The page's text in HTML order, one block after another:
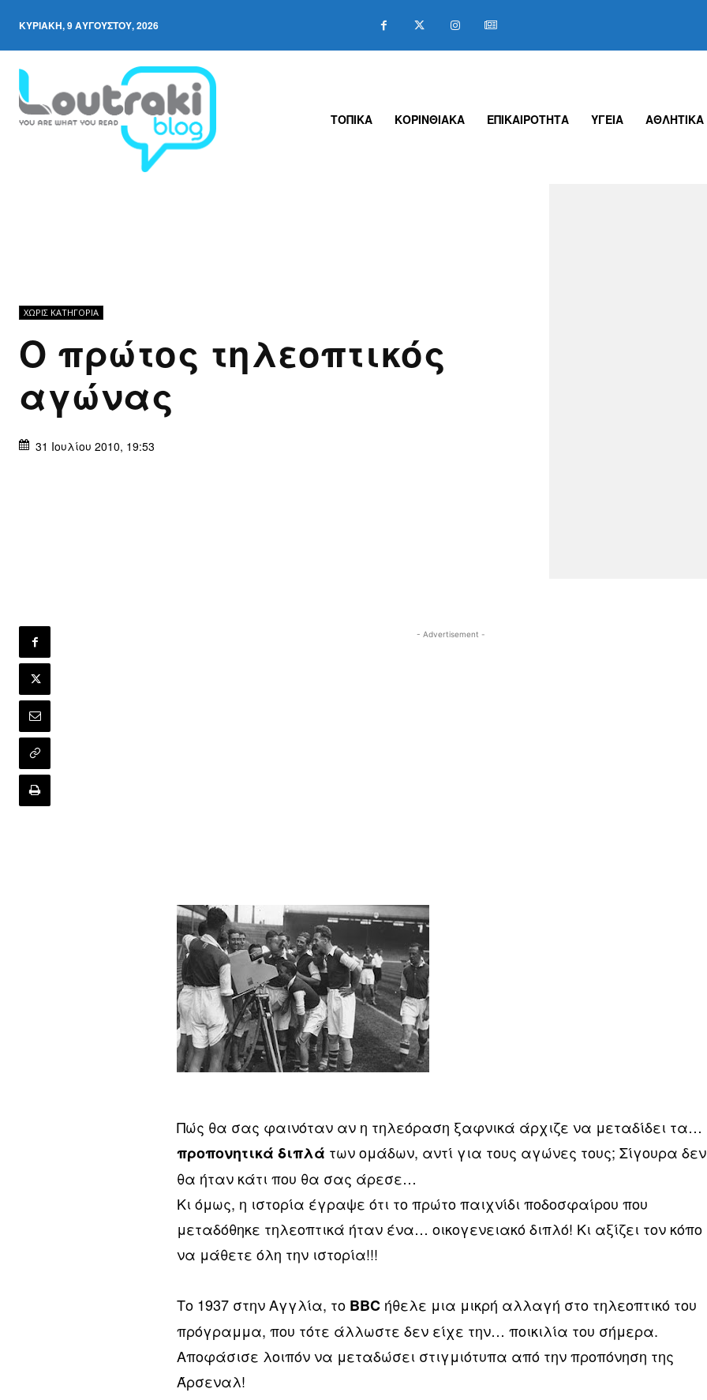
ΚΥΡΙΑΚΉ, 9 ΑΥΓΟΎΣΤΟΥ, 2026
ΤΟΠΙΚΑ ΚΟΡΙΝΘΙΑΚΑ ΕΠΙΚΑΙΡΟΤΗΤΑ ΥΓΕΙΑ ΑΘΛΗΤΙΚΑ
ΧΩΡΊΣ ΚΑΤΗΓΟΡΊΑ
Ο πρώτος τηλεοπτικός
αγώνας
31 Ιουλίου 2010, 19:53
- Advertisement -
Πώς θα σας φαινόταν αν η τηλεόραση ξαφνικά άρχιζε να μεταδίδει τα…
προπονητικά διπλά των ομάδων, αντί για τους αγώνες τους; Σίγουρα δεν
θα ήταν κάτι που θα σας άρεσε…
Κι όμως, η ιστορία έγραψε ότι το πρώτο παιχνίδι ποδοσφαίρου που
μεταδόθηκε τηλεοπτικά ήταν ένα… οικογενειακό διπλό! Κι αξίζει τον κόπο
να μάθετε όλη την ιστορία!!!
Το 1937 στην Αγγλία, το BBC ήθελε μια μικρή αλλαγή στο τηλεοπτικό του
πρόγραμμα, που τότε άλλωστε δεν είχε την… ποικιλία του σήμερα.
Αποφάσισε λοιπόν να μεταδώσει στιγμιότυπα από την προπόνηση της
Άρσεναλ!